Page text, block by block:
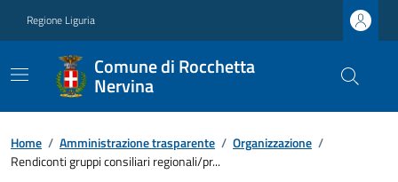
Regione Liguria
Comune di Rocchetta
Nervina
Home / Amministrazione trasparente / Organizzazione /
Rendiconti gruppi consiliari regionali/pr...